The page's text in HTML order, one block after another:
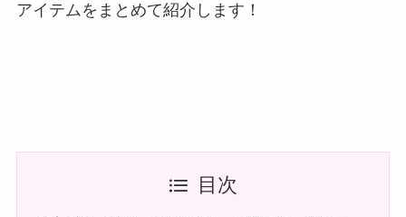
アイテムをまとめて紹介します！
目次